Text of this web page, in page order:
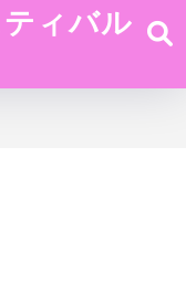
ィバル